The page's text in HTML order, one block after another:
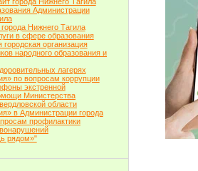
Администрации
Нижнего Тагила
в сфере образования
городская организация
народного образования и
лагерях
по вопросам коррупции
экстренной
Министерства
области
в Администрации города
профилактики
рядом»"